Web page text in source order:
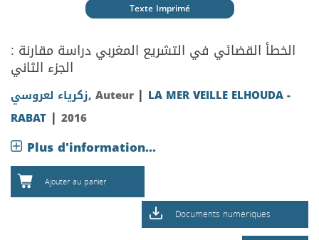
Texte Imprimé
الخطأ القضائي في التشريع المغربي دراسة مقارنة :
الجزء الثاني
زكرياء لعروسي, Auteur | LA MER VEILLE ELHOUDA -
RABAT | 2016
Plus d'information...
Ajouter au panier
Documents numériques